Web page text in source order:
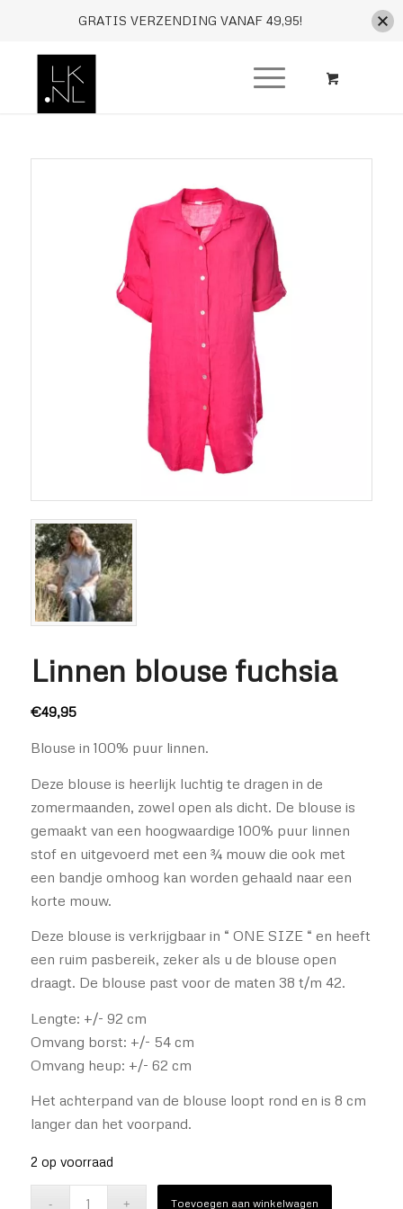
Linnen blouse fuchsia
€49,95
Blouse in 100% puur linnen.
Deze blouse is heerlijk luchtig te dragen in de
zomermaanden, zowel open als dicht. De blouse is
gemaakt van een hoogwaardige 100% puur linnen
stof en uitgevoerd met een ¾ mouw die ook met
een bandje omhoog kan worden gehaald naar een
korte mouw.
Deze blouse is verkrijgbaar in “ ONE SIZE “ en heeft
een ruim pasbereik, zeker als u de blouse open
draagt. De blouse past voor de maten 38 t/m 42.
Lengte: +/- 92 cm
Omvang borst: +/- 54 cm
Omvang heup: +/- 62 cm
Het achterpand van de blouse loopt rond en is 8 cm
langer dan het voorpand.
2 op voorraad
Toevoegen aan winkelwagen
GRATIS VERZENDING VANAF 49,95!